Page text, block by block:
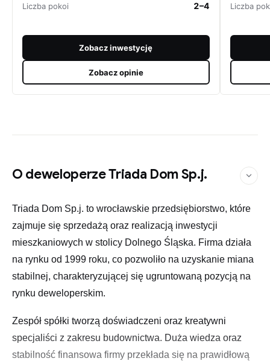
Liczba pokoi 2–4
Zobacz inwestycję
Zobacz opinie
Liczba
O deweloperze Triada Dom Sp.j.
Triada Dom Sp.j. to wrocławskie przedsiębiorstwo, które
zajmuje się sprzedażą oraz realizacją inwestycji
mieszkaniowych w stolicy Dolnego Śląska. Firma działa
na rynku od 1999 roku, co pozwoliło na uzyskanie miana
stabilnej, charakteryzującej się ugruntowaną pozycją na
rynku deweloperskim.
Zespół spółki tworzą doświadczeni oraz kreatywni
specjaliści z zakresu budownictwa. Duża wiedza oraz
stabilność finansowa firmy przekłada się na prawidłową